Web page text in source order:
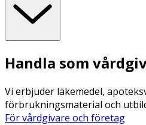
Handla som
Vi erbjuder läkemedel,
förbrukningsmaterial och
För vårdgivare och företag